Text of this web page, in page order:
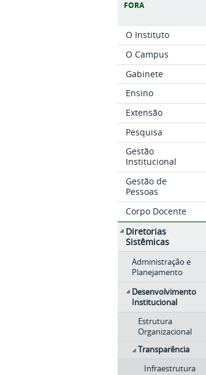
FORA
O Instituto
O Campus
Gabinete
Ensino
Extensão
Pesquisa
Gestão
Institucional
Gestão de
Pessoas
Corpo Docente
Diretorias
Sistêmicas
Administração e
Planejamento
Desenvolvimento
Institucional
Estrutura
Organizacional
Transparência
Infraestrutura